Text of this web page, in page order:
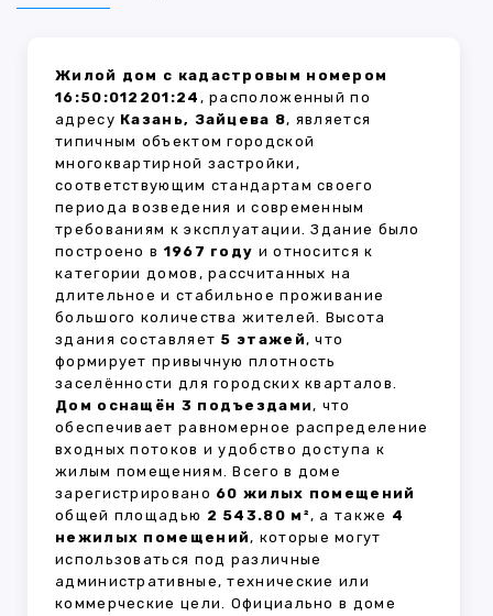
Жилой дом с кадастровым номером
16:50:012201:24 , расположенный по
адресу Казань, Зайцева 8, является
типичным объектом городской
многоквартирной застройки,
соответствующим стандартам своего
периода возведения и современным
требованиям к эксплуатации. Здание было
построено в 1967 году и относится к
категории домов, рассчитанных на
длительное и стабильное проживание
большого количества жителей. Высота
здания составляет 5 этажей, что
формирует привычную плотность
заселённости для городских кварталов.
Дом оснащён 3 подъездами, что
обеспечивает равномерное распределение
входных потоков и удобство доступа к
жилым помещениям. Всего в доме
зарегистрировано 60 жилых помещений
общей площадью 2 543.80 м², а также 4
нежилых помещений, которые могут
использоваться под различные
административные, технические или
коммерческие цели. Официально в доме